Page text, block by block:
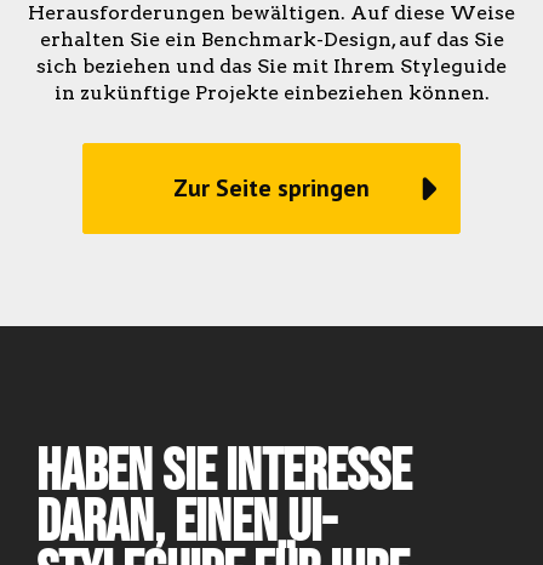
Herausforderungen bewältigen. Auf diese Weise
erhalten Sie ein Benchmark-Design, auf das Sie
sich beziehen und das Sie mit Ihrem Styleguide
in zukünftige Projekte einbeziehen können.
Zur Seite springen
Haben Sie Interesse
daran, einen UI-